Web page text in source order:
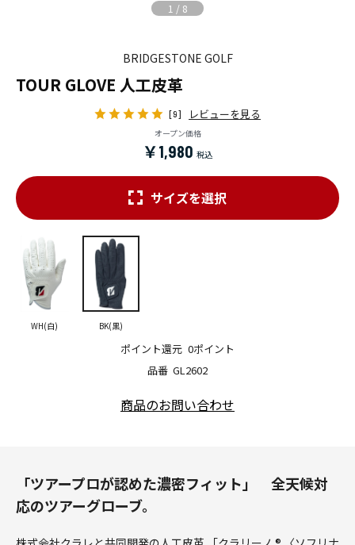
1 / 8
BRIDGESTONE GOLF
TOUR GLOVE 人工皮革
[9] レビューを見る
オープン価格
￥1,980
品番 GL2602
ポイント還元 0ポイント
サイズを選択
WH(白) BK(黒)
商品のお問い合わせ
「ツアープロが認めた濃密フィット」 全天候対
応のツアーグローブ。